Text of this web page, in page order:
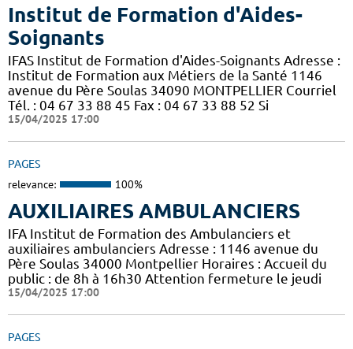
Institut de Formation d'Aides-
Soignants
IFAS Institut de Formation d'Aides-Soignants Adresse :
Institut de Formation aux Métiers de la Santé 1146
avenue du Père Soulas 34090 MONTPELLIER Courriel
Tél. : 04 67 33 88 45 Fax : 04 67 33 88 52 Si
15/04/2025 17:00
PAGES
relevance: 100%
AUXILIAIRES AMBULANCIERS
IFA Institut de Formation des Ambulanciers et
auxiliaires ambulanciers Adresse : 1146 avenue du
Père Soulas 34000 Montpellier Horaires : Accueil du
public : de 8h à 16h30 Attention fermeture le jeudi
15/04/2025 17:00
PAGES